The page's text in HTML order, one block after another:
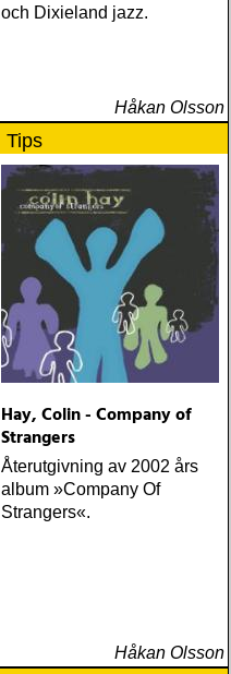
och Dixieland jazz.
Håkan Olsson
Tips
Hay, Colin - Company of
Strangers
Återutgivning av 2002 års
album »Company Of
Strangers«.
Håkan Olsson